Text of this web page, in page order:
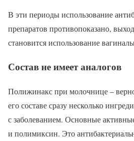
В эти периоды использование
препаратов противопоказано,
становится использование
Состав не имеет аналогов
Полижинакс при молочнице –
его составе сразу несколько
с заболеванием. Основные
и полимиксин. Это